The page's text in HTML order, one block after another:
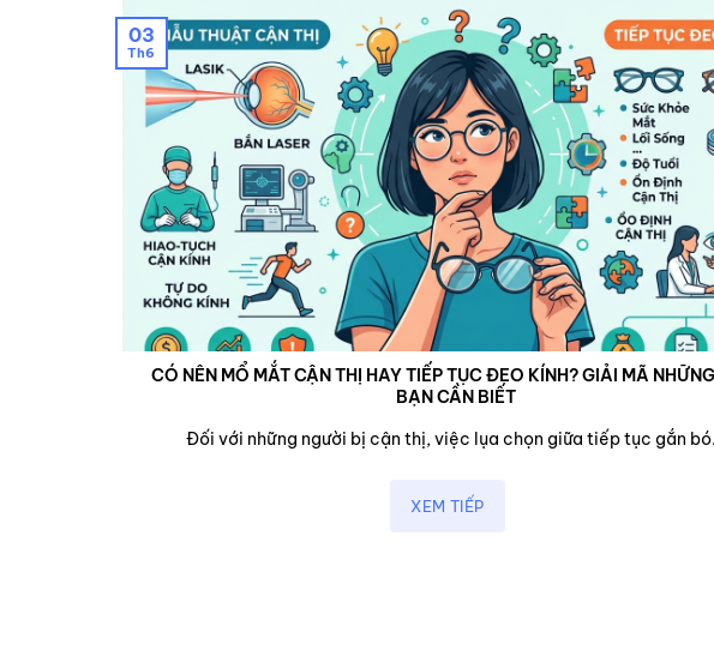
CÓ NÊN MỔ MẮT CẬN THỊ HAY TIẾP TỤC ĐEO KÍNH? GIẢI MÃ
BẠN CẦN BIẾT
Đối với những người bị cận thị, việc lụa chọn giữa tiếp tục gắn
XEM TIẾP
03
Th6